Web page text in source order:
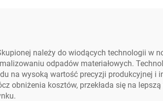
należy do wiodących technologii w
odpadów materiałowych.
na wysoką wartość precyzji produkcyjnej
obniżenia kosztów, przekłada się na